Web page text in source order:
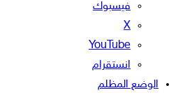
فيسبوك
‫X
‫YouTube
انستقرام
الوضع المظلم